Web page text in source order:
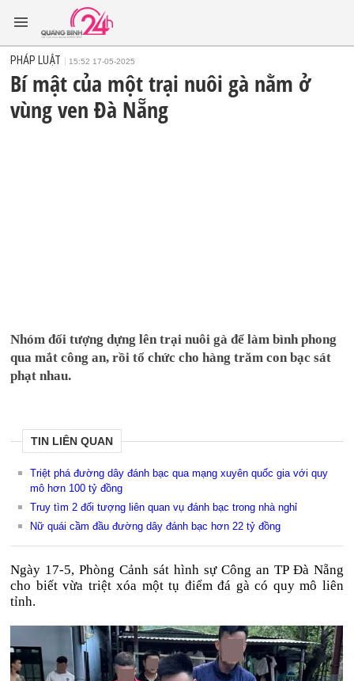
PHÁP LUẬT 15:52 17-05-2025
Bí mật của một trại nuôi gà nằm ở
vùng ven Đà Nẵng
Nhóm đối tượng dựng lên trại nuôi gà để làm bình phong
qua mắt công an, rồi tổ chức cho hàng trăm con bạc sát
phạt nhau.
TIN LIÊN QUAN
Triệt phá đường dây đánh bạc qua mạng xuyên quốc gia với quy
mô hơn 100 tỷ đồng
Truy tìm 2 đối tượng liên quan vụ đánh bạc trong nhà nghỉ
Nữ quái cầm đầu đường dây đánh bạc hơn 22 tỷ đồng
Ngày 17-5, Phòng Cảnh sát hình sự Công an TP Đà Nẵng
cho biết vừa triệt xóa một tụ điểm đá gà có quy mô liên
tỉnh.